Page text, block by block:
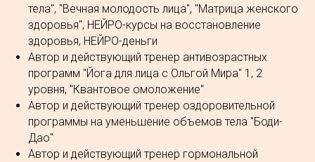
тела", "Вечная молодость лица", "Матрица женского
здоровья", НЕЙРО-курсы на восстановление
здоровья, НЕЙРО-деньги
Автор и действующий тренер антивозрастных
программ "Йога для лица с Ольгой Мира" 1, 2
уровня, "Квантовое омоложение"
Автор и действующий тренер оздоровительной
программы на уменьшение объемов тела "Боди-
Дао"
Автор и действующий тренер гормональной